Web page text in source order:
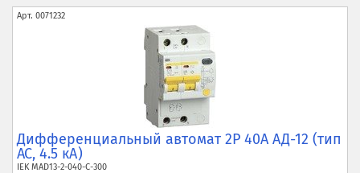
Арт. 0071232
Дифференциальный автомат 2P 40А АД-12 (тип
AC, 4.5 кА)
IEKMAD13-2-040-C-300